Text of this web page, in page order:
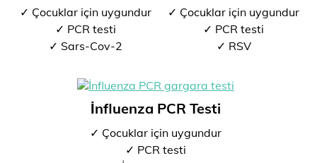
✓ Çocuklar için uygundur
✓ PCR testi
✓ Sars-Cov-2
✓ Çocuklar için uygundur
✓ PCR testi
✓ RSV
İnfluenza PCR Testi
✓ Çocuklar için uygundur
✓ PCR testi